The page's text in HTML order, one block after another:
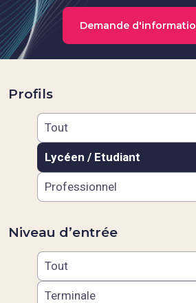
Demande
Profils
Tout
Lycéen / Etudiant
Professionnel
Niveau d’entrée
Tout
Terminale